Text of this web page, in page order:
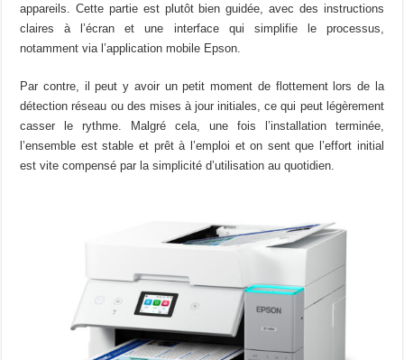
appareils. Cette partie est plutôt bien guidée, avec des instructions
claires à l’écran et une interface qui simplifie le processus,
notamment via l’application mobile Epson.
Par contre, il peut y avoir un petit moment de flottement lors de la
détection réseau ou des mises à jour initiales, ce qui peut légèrement
casser le rythme. Malgré cela, une fois l’installation terminée,
l’ensemble est stable et prêt à l’emploi et on sent que l’effort initial
est vite compensé par la simplicité d’utilisation au quotidien.